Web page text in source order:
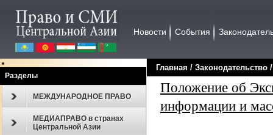
Новости События
Разделы
МЕЖДУНАРОДНОЕ ПРАВО
МЕДИАПРАВО в странах
Центральной Азии
Главная / Законодательcтво
Положение об
информации и